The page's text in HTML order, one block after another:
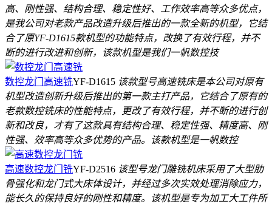
高、刚性强、结构合理、稳定性好、工作效率高等众多优点，
是我公司对老款产品改造升级后推出的一款全新的机型，它结
合了原YF-D1615款机型的功能特点，改换了有效行程，并不
断的进行改进和创新，该款机型是我们一帆数控技
数控龙门高速铣YF-D1615 该款型号高速铣床是本公司对原有
机型改造创新升级后推出的第一款主打产品，它结合了原有的
老款数控铣床的性能特点，更改了有效行程，并不断的进行创
新和改良，才有了这款具有结构合理、稳定性强、精度高、刚
性强、效率高等众多优势的产品。该款机型是一帆数控
高速数控龙门铣YF-D2516 该型号龙门雕铣机床采用了大型肋
骨强化和龙门式大床体设计，并经过多次实效处理消除应力，
能长久的保持良好的刚性和精度。该机型是专为加工大工件所